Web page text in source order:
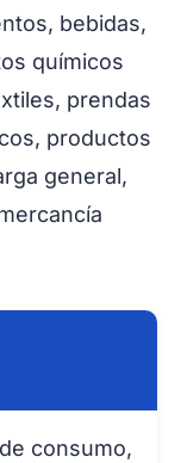
bebidas,
químicos
prendas
productos
general,
consumo,